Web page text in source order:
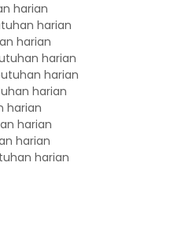
harian
harian
harian
harian
harian
harian
harian
harian
harian
harian